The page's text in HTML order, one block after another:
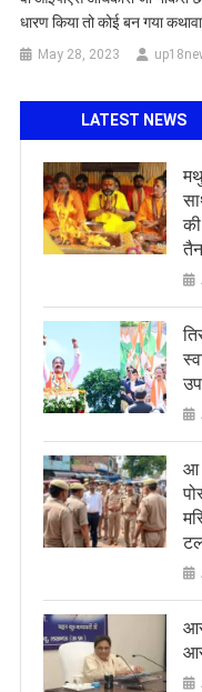
धारण किया तो कोई बन गया
May 28, 2023
LATEST NEWS
आ